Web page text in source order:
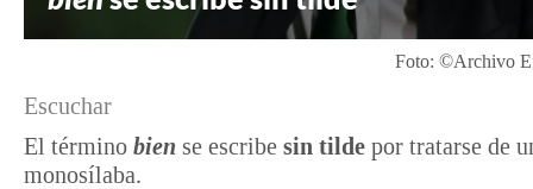
Foto: ©Archivo
Escuchar
El término bien se escribe sin tilde por tratarse de
monosílaba.